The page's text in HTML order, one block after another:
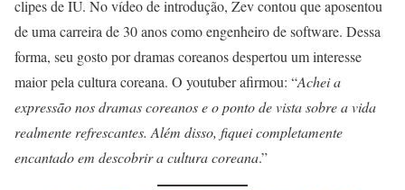
clipes de IU. No vídeo de introdução, Zev contou que aposentou
de uma carreira de 30 anos como engenheiro de software. Dessa
forma, seu gosto por dramas coreanos despertou um interesse
maior pela cultura coreana. O youtuber afirmou: “Achei a
expressão nos dramas coreanos e o ponto de vista sobre a vida
realmente refrescantes. Além disso, fiquei completamente
encantado em descobrir a cultura coreana.”